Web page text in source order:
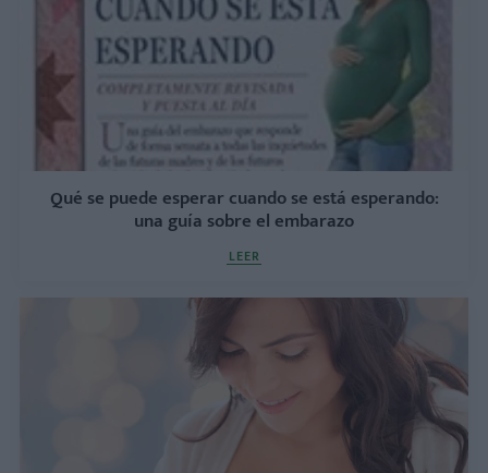
Qué se puede esperar cuando se está esperando:
una guía sobre el embarazo
LEER